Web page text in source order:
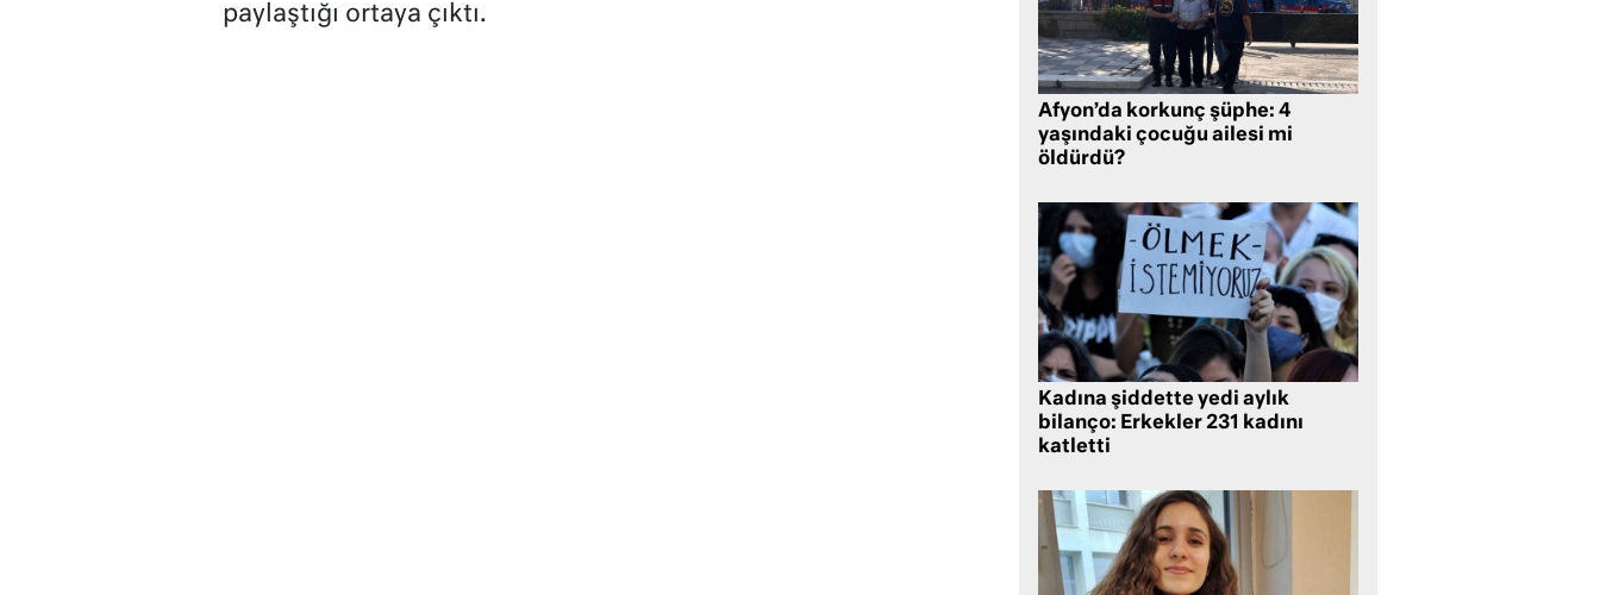
paylaştığı ortaya çıktı.
Afyon’da korkunç şüphe: 4
yaşındaki çocuğu ailesi mi
öldürdü?
Kadına şiddette yedi aylık
bilanço: Erkekler 231 kadını
katletti